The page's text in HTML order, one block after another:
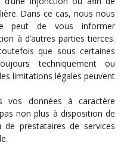
Dans ce cas, nous nous
peut de vous informer
à d’autres parties tierces.
que sous certaines
techniquement ou
limitations légales peuvent
vos données à caractère
non plus à disposition de
prestataires de services